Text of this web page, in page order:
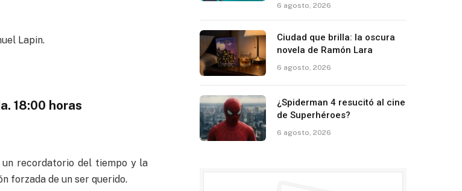
Lapin.
18:00 horas
un recordatorio del tiempo y la
forzada de un ser querido.
6 agosto, 2026
Ciudad que brilla: la oscura
novela de Ramón Lara
6 agosto, 2026
¿Spiderman 4 resucitó al cine
de Superhéroes?
6 agosto, 2026